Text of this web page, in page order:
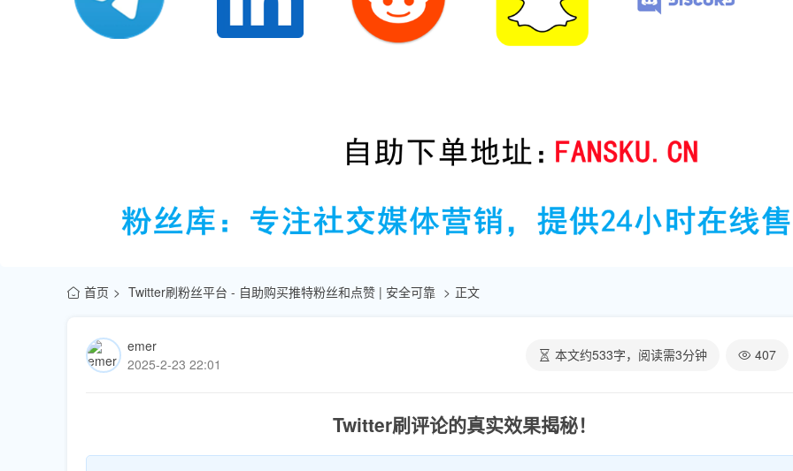
首页 Twitter刷粉丝平台 - 自助购买推特粉丝和点赞 | 安全可靠 正文
emer
2025-2-23 22:01
本文约533字，阅读需3分钟 407
Twitter刷评论的真实效果揭秘！